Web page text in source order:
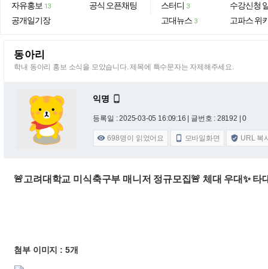
자유홍보 13
공개일기장
공식 오픈채팅 스터디 3
고대뉴스 3
수강신청
고파스 위
동아리
학내 동아리 홍보 소식을 모았습니다. 제목에 특수문자는 자제해주세요.
익명 
등록일 : 2025-03-05 16:09:16 | 글번호 : 28192 | 0
 698명이 읽었어요  모바일화면  URL 복
🚨고려대학교 미식축구부 매니저 정규모집🚨 체대 우대✨
첨부 이미지 : 5개